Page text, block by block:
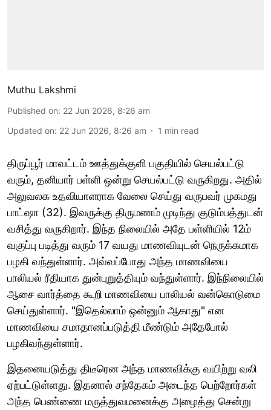
Muthu Lakshmi
Published on: 22 Jun 2026, 8:26 am
Updated on: 22 Jun 2026, 8:26 am 1 min read
திருப்பூர் மாவட்டம் ஊத்துக்குளி பகுதியில் செயல்பட்டு
வரும், தனியார் பள்ளி ஒன்று செயல்பட்டு வருகிறது. அதில்
அலுவலக உதவியாளராக வேலை செய்து வருபவர் முகமது
பாட்ஷா (32). இவருக்கு திருமணம் முடிந்து குடும்பத்துடன்
வசித்து வருகிறார். இந்த நிலையில் அதே பள்ளியில் 12ம்
வகுப்பு படித்து வரும் 17 வயது மாணவியுடன் நெருக்கமாக
பழகி வந்துள்ளார். அவ்வப்போது அந்த மாணவியை
பாலியல் ரீதியாக துன்புறுத்தியும் வந்துள்ளார். இந்நிலையில்
ஆசை வார்த்தை கூறி மாணவியை பாலியல் வன்கொடுமை
செய்துள்ளார். "இதெல்லாம் ஒன்னும் ஆகாது" என
மாணவியை சமாதானப்படுத்தி மீண்டும் அதேபோல்
பழகிவந்துள்ளார்.
இதனையடுத்து திடீரென அந்த மாணவிக்கு வயிற்று வலி
ஏற்பட்டுள்ளது. இதனால் சந்தேகம் அடைந்த பெற்றோர்கள்
அந்த பெண்ணை மருத்துவமனைக்கு அழைத்து சென்று